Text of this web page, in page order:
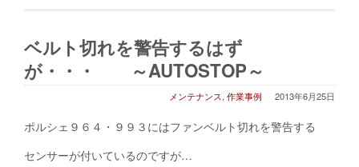
ベルト切れを警告するはず
が・・・ ～AUTOSTOP～
2013年6月25日
メンテナンス, 作業事例
ポルシェ９６４・９９３にはファンベルト切れを警告する
センサーが付いているのですが…